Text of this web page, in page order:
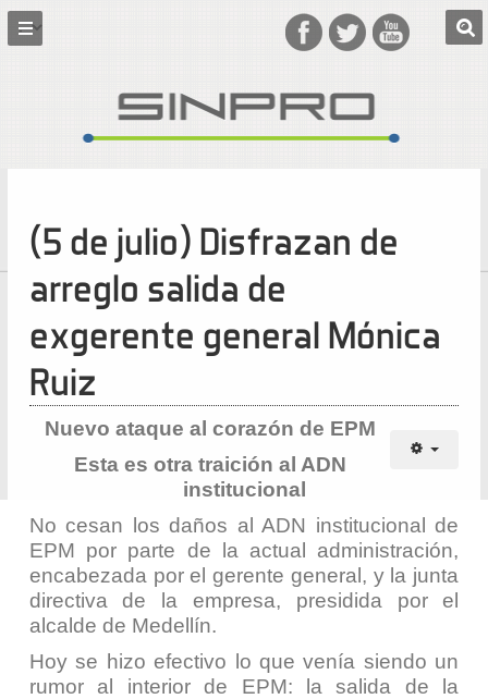
(5 de julio) Disfrazan de
arreglo salida de
exgerente general Mónica
Ruiz
Nuevo ataque al corazón de EPM
Esta es otra traición al ADN
institucional
No cesan los daños al ADN institucional de
EPM por parte de la actual administración,
encabezada por el gerente general, y la junta
directiva de la empresa, presidida por el
alcalde de Medellín.
Hoy se hizo efectivo lo que venía siendo un
rumor al interior de EPM: la salida de la